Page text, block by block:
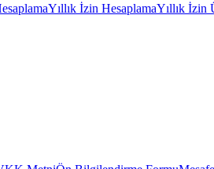
Yıllık İzin HesaplamaYıllık İzin